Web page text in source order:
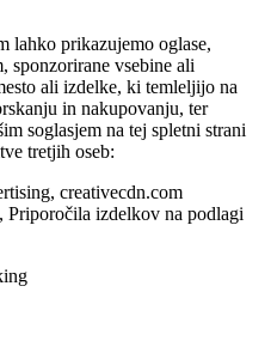
lahko prikazujemo oglase,
sponzorirane vsebine ali
ali izdelke, ki temleljijo na
in nakupovanju, ter
soglasjem na tej spletni strani
tretjih oseb:
creativecdn.com
izdelkov na podlagi